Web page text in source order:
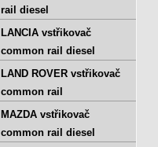
rail diesel
LANCIA vstřikovač
common rail diesel
LAND ROVER vstřikovač
common rail
MAZDA vstřikovač
common rail diesel